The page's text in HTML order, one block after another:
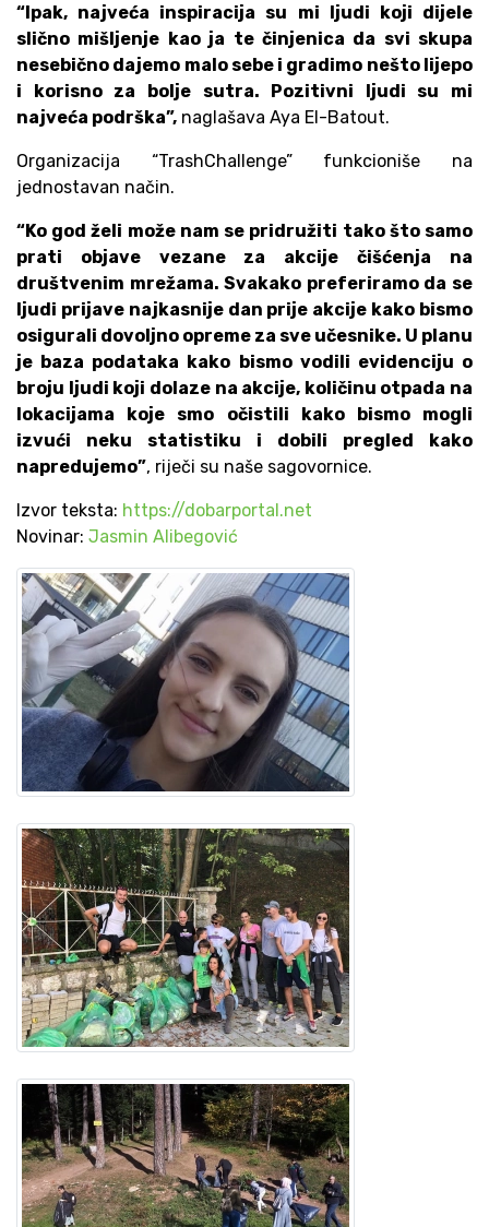
“Ipak, najveća inspiracija su mi ljudi koji dijele
slično mišljenje kao ja te činjenica da svi skupa
nesebično dajemo malo sebe i gradimo nešto lijepo
i korisno za bolje sutra. Pozitivni ljudi su mi
najveća podrška”, naglašava Aya El-Batout.
Organizacija “TrashChallenge” funkcioniše na
jednostavan način.
“Ko god želi može nam se pridružiti tako što samo
prati objave vezane za akcije čišćenja na
društvenim mrežama. Svakako preferiramo da se
ljudi prijave najkasnije dan prije akcije kako bismo
osigurali dovoljno opreme za sve učesnike. U planu
je baza podataka kako bismo vodili evidenciju o
broju ljudi koji dolaze na akcije, količinu otpada na
lokacijama koje smo očistili kako bismo mogli
izvući neku statistiku i dobili pregled kako
napredujemo”, riječi su naše sagovornice.
Izvor teksta: https://dobarportal.net
Novinar: Jasmin Alibegović